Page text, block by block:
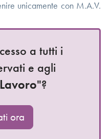
unicamente con M.A.V.
a tutti i
e agli
Lavoro"?
ora